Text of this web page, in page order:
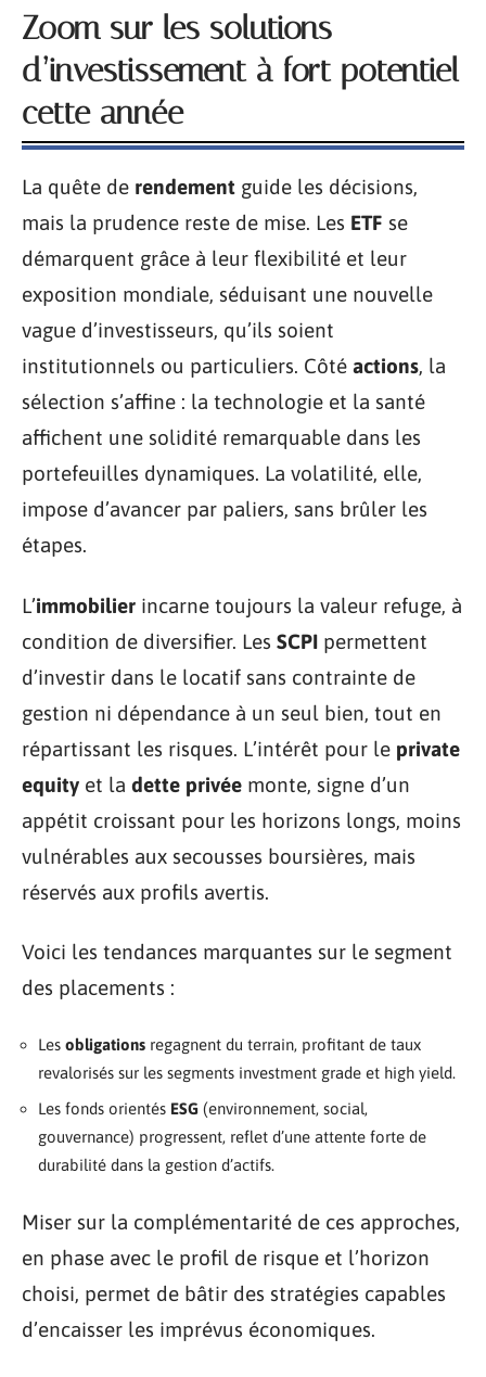
Zoom sur les solutions
d’investissement à fort potentiel
cette année
La quête de rendement guide les décisions,
mais la prudence reste de mise. Les ETF se
démarquent grâce à leur flexibilité et leur
exposition mondiale, séduisant une nouvelle
vague d’investisseurs, qu’ils soient
institutionnels ou particuliers. Côté actions, la
sélection s’affine : la technologie et la santé
affichent une solidité remarquable dans les
portefeuilles dynamiques. La volatilité, elle,
impose d’avancer par paliers, sans brûler les
étapes.
L’immobilier incarne toujours la valeur refuge, à
condition de diversifier. Les SCPI permettent
d’investir dans le locatif sans contrainte de
gestion ni dépendance à un seul bien, tout en
répartissant les risques. L’intérêt pour le private
equity et la dette privée monte, signe d’un
appétit croissant pour les horizons longs, moins
vulnérables aux secousses boursières, mais
réservés aux profils avertis.
Voici les tendances marquantes sur le segment
des placements :
Les obligations regagnent du terrain, profitant de taux
revalorisés sur les segments investment grade et high yield.
Les fonds orientés ESG (environnement, social,
gouvernance) progressent, reflet d’une attente forte de
durabilité dans la gestion d’actifs.
Miser sur la complémentarité de ces approches,
en phase avec le profil de risque et l’horizon
choisi, permet de bâtir des stratégies capables
d’encaisser les imprévus économiques.